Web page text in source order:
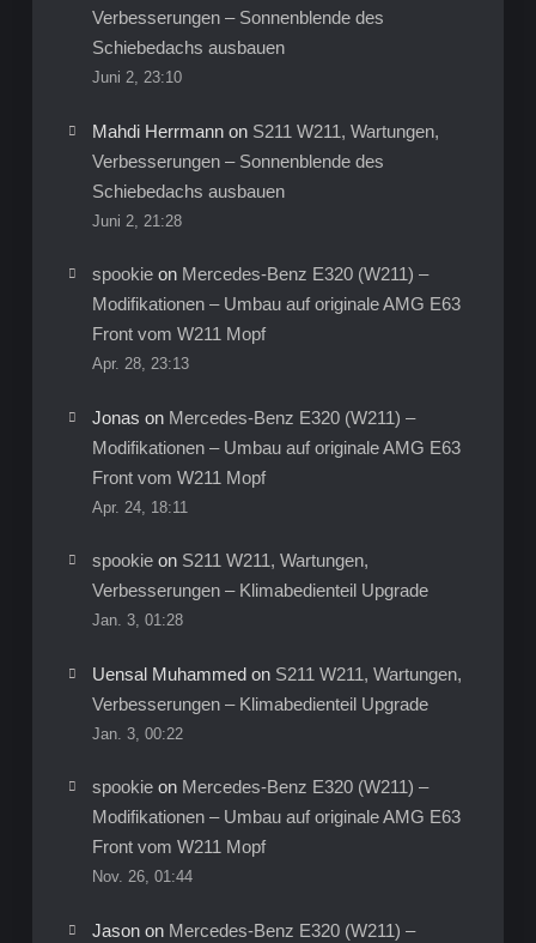
Verbesserungen – Sonnenblende des
Schiebedachs ausbauen
Juni 2, 23:10
Mahdi Herrmannon S211 W211, Wartungen,
Verbesserungen – Sonnenblende des
Schiebedachs ausbauen
Juni 2, 21:28
spookieon Mercedes-Benz E320 (W211) –
Modifikationen – Umbau auf originale AMG E63
Front vom W211 Mopf
Apr. 28, 23:13
Jonas on Mercedes-Benz E320 (W211) –
Modifikationen – Umbau auf originale AMG E63
Front vom W211 Mopf
Apr. 24, 18:11
spookieon S211 W211, Wartungen,
Verbesserungen – Klimabedienteil Upgrade
Jan. 3, 01:28
Uensal Muhammedon S211 W211, Wartungen,
Verbesserungen – Klimabedienteil Upgrade
Jan. 3, 00:22
spookieon Mercedes-Benz E320 (W211) –
Modifikationen – Umbau auf originale AMG E63
Front vom W211 Mopf
Nov. 26, 01:44
Jasonon Mercedes-Benz E320 (W211) –